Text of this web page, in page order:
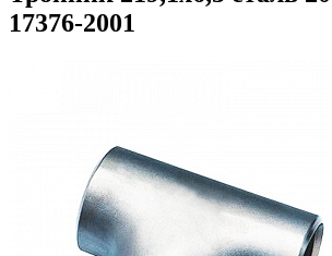
17376-2001